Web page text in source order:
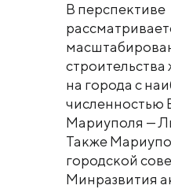
В перспективе
на города с
численностью
Мариуполя —
Также
городской
Минразвития